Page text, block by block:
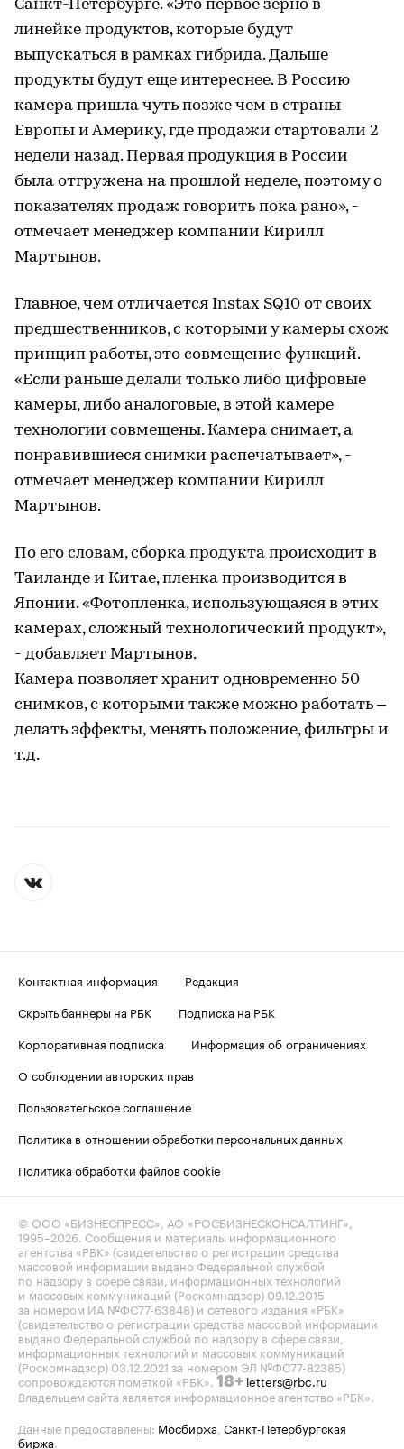
Санкт-Петербурге. «Это первое зерно в
линейке продуктов, которые будут
выпускаться в рамках гибрида. Дальше
продукты будут еще интереснее. В Россию
камера пришла чуть позже чем в страны
Европы и Америку, где продажи стартовали 2
недели назад. Первая продукция в России
была отгружена на прошлой неделе, поэтому о
показателях продаж говорить пока рано», -
отмечает менеджер компании Кирилл
Мартынов.
Главное, чем отличается Instax SQ10 от своих
предшественников, с которыми у камеры схож
принцип работы, это совмещение функций.
«Если раньше делали только либо цифровые
камеры, либо аналоговые, в этой камере
технологии совмещены. Камера снимает, а
понравившиеся снимки распечатывает», -
отмечает менеджер компании Кирилл
Мартынов.
По его словам, сборка продукта происходит в
Таиланде и Китае, пленка производится в
Японии. «Фотопленка, использующаяся в этих
камерах, сложный технологический продукт»,
- добавляет Мартынов.
Камера позволяет хранит одновременно 50
снимков, с которыми также можно работать –
делать эффекты, менять положение, фильтры и
т.д.
Контактная информация
Редакция
Скрыть баннеры на РБК
Подписка на РБК
Корпоративная подписка
Информация об ограничениях
О соблюдении авторских прав
Пользовательское соглашение
Политика в отношении обработки персональных данных
Политика обработки файлов cookie
© ООО «БИЗНЕСПРЕСС», АО «РОСБИЗНЕСКОНСАЛТИНГ»,
1995–2026 . Сообщения и материалы информационного
агентства «РБК» (свидетельство о регистрации средства
массовой информации выдано Федеральной службой
по надзору в сфере связи, информационных технологий
и массовых коммуникаций (Роскомнадзор) 09.12.2015
за номером ИА №ФС77-63848) и сетевого издания «РБК»
(свидетельство о регистрации средства массовой информации
выдано Федеральной службой по надзору в сфере связи,
информационных технологий и массовых коммуникаций
(Роскомнадзор) 03.12.2021 за номером ЭЛ №ФС77-82385)
сопровождаются пометкой «РБК». 18+ letters@rbc.ru
Владельцем сайта является информационное агентство «РБК».
Данные предоставлены: Мосбиржа Санкт-Петербургская
биржа